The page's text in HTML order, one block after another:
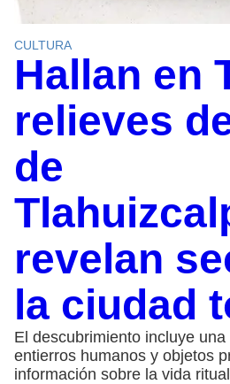
CULTURA
Hallan en
relieves
de
revelan
la ciudad
El descubrimiento incluye
entierros humanos y objetos
información sobre la vida